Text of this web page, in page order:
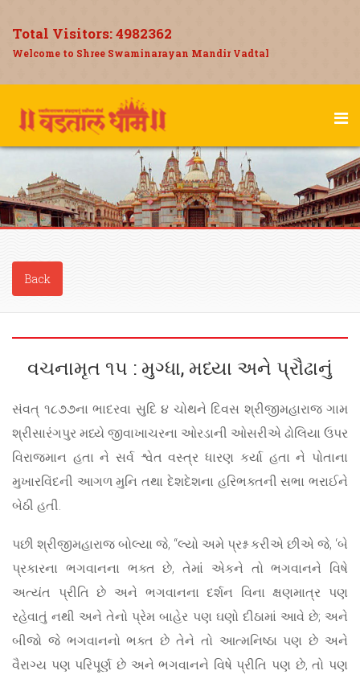
Total Visitors:4982362
Welcome to Shree Swaminarayan Mandir Vadtal
Back
વચનામૃત ૧૫ : મુગ્ધા, મધ્યા અને પ્રૌઢાનું
સંવત્ ૧૮૭૭ના ભાદરવા સુદિ ૪ ચોથને દિવસ શ્રીજીમહારાજ ગામ
શ્રીસારંગપુર મધ્યે જીવાખાચરના ઓરડાની ઓસરીએ ઢોલિયા ઉપર
વિરાજમાન હતા ને સર્વ શ્વેત વસ્ત્ર ધારણ કર્યા હતા ને પોતાના
મુખારવિંદની આગળ મુનિ તથા દેશદેશના હરિભક્તની સભા ભરાઈને
બેઠી હતી.
પછી શ્રીજીમહારાજ બોલ્યા જે, “લ્યો અમે પ્રશ્ન કરીએ છીએ જે, ‘બે
પ્રકારના ભગવાનના ભક્ત છે, તેમાં એકને તો ભગવાનને વિષે
અત્યંત પ્રીતિ છે અને ભગવાનના દર્શન વિના ક્ષણમાત્ર પણ
રહેવાતું નથી અને તેનો પ્રેમ બાહેર પણ ઘણો દીઠામાં આવે છે; અને
બીજો જે ભગવાનનો ભક્ત છે તેને તો આત્મનિષ્ઠા પણ છે અને
વૈરાગ્ય પણ પરિપૂર્ણ છે અને ભગવાનને વિષે પ્રીતિ પણ છે, તો પણ